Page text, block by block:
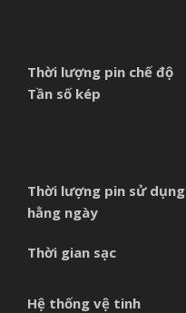
Thời lượng pin chế độ
Tần số kép
Thời lượng pin sử dụng
hằng ngày
Thời gian sạc
Hệ thống vệ tinh